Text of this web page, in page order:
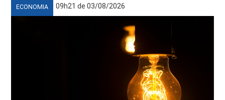
ECONOMIA 09h21 de 03/08/2026